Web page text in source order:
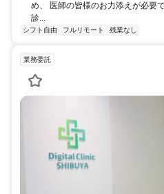
め、 医師の皆様のお力添えが必要
診...
シフト自由 フルリモート 残業なし
業務委託